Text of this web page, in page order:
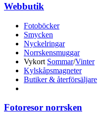
Webbutik
Fotoböcker
Smycken
Nyckelringar
Norrskensmuggar
Vykort Sommar/Vinter
Kylskåpsmagneter
Butiker & återförsäljare
Fotoresor norrsken